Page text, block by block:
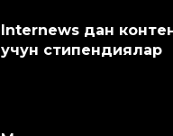
Internews дан
учун стипендиялар